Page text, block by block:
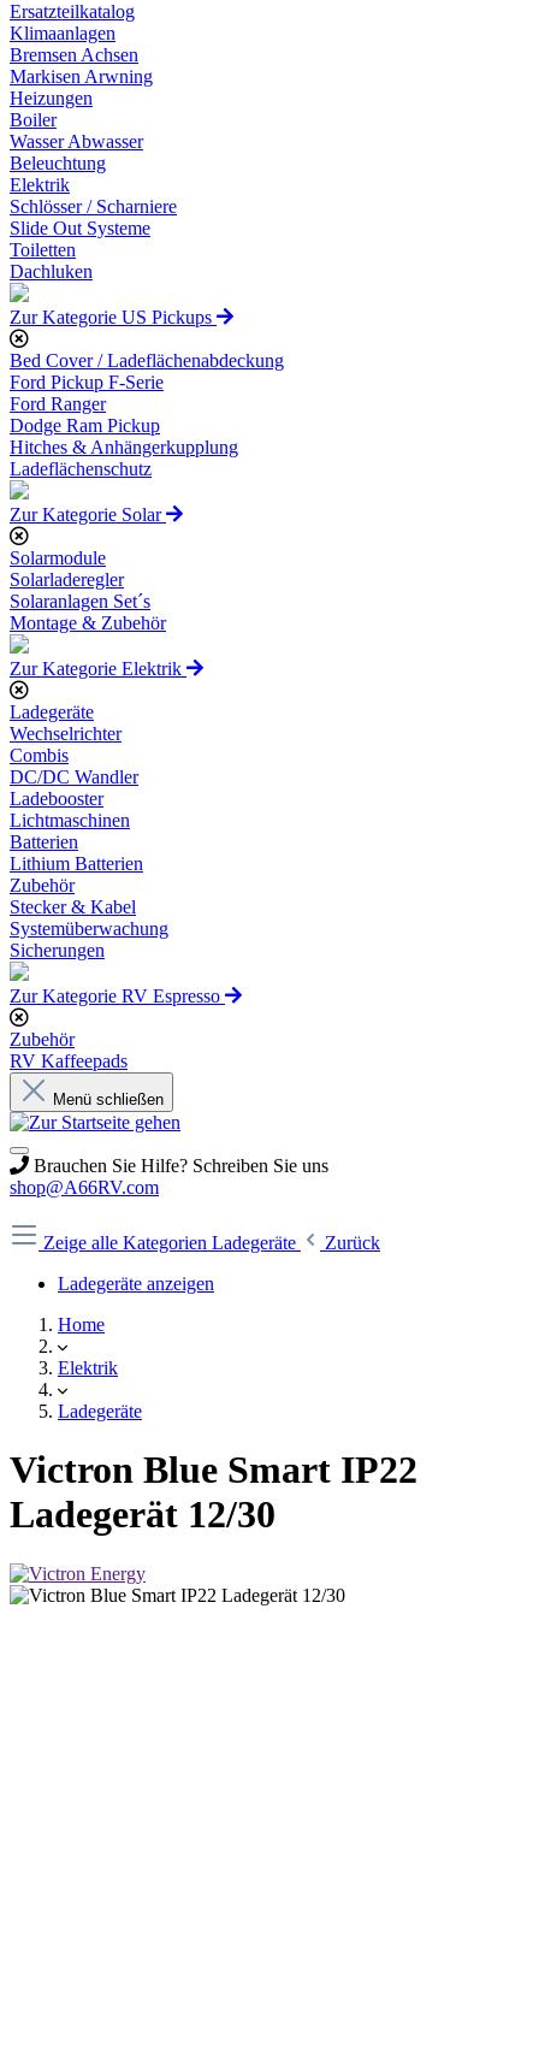
Ersatzteilkatalog
Klimaanlagen
Bremsen Achsen
Markisen Arwning
Heizungen
Boiler
Wasser Abwasser
Beleuchtung
Elektrik
Schlösser / Scharniere
Slide Out Systeme
Toiletten
Dachluken
Zur Kategorie US Pickups
Bed Cover / Ladeflächenabdeckung
Ford Pickup F-Serie
Ford Ranger
Dodge Ram Pickup
Hitches & Anhängerkupplung
Ladeflächenschutz
Zur Kategorie Solar
Solarmodule
Solarladeregler
Solaranlagen Set´s
Montage & Zubehör
Zur Kategorie Elektrik
Ladegeräte
Wechselrichter
Combis
DC/DC Wandler
Ladebooster
Lichtmaschinen
Batterien
Lithium Batterien
Zubehör
Stecker & Kabel
Systemüberwachung
Sicherungen
Zur Kategorie RV Espresso
Zubehör
RV Kaffeepads
Menü schließen
Brauchen Sie Hilfe? Schreiben Sie uns
shop@A66RV.com
Zeige alle Kategorien Ladegeräte
Zurück
Ladegeräte anzeigen
Home
Elektrik
Ladegeräte
Victron Blue Smart IP22
Ladegerät 12/30